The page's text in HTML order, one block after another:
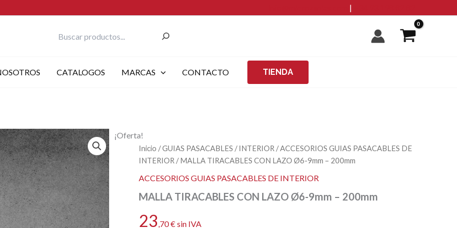
|
CATALOGOS MARCAS CONTACTO TIENDA
¡Oferta!
Inicio /GUIAS PASACABLES /INTERIOR /ACCESORIOS GUIAS PASACABLES DE
INTERIOR / MALLA TIRACABLES CON LAZO Ø6-9mm – 200mm
ACCESORIOS GUIAS PASACABLES DE INTERIOR
MALLA TIRACABLES CON LAZO Ø6-9mm – 200mm
23 ,70€ sin IVA